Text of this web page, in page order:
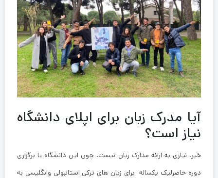
آیا مدرک زبان برای اپلای دانشگاه
نیاز است؟
خیر. نیازی به ارائه مدارک زبان نیست. چون این دانشگاه با برگزاری
دوره حاضرلیک یکساله برای زبان های ترکی استانبولی وانگلیسی به